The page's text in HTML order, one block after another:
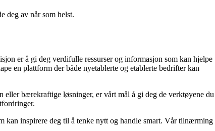
deg av når som helst.
er å gi deg verdifulle ressurser og informasjon som kan hjelpe
en plattform der både nyetablerte og etablerte bedrifter kan
bærekraftige løsninger, er vårt mål å gi deg de verktøyene du
kan inspirere deg til å tenke nytt og handle smart. Vår tilnærming